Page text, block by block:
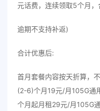
元话费，连续领取5个月，
逾期不支持补返)
合计优惠后:
首月套餐内容按天折算，
(2-6)个月19元/月105G通
个月起月租29元/月105G